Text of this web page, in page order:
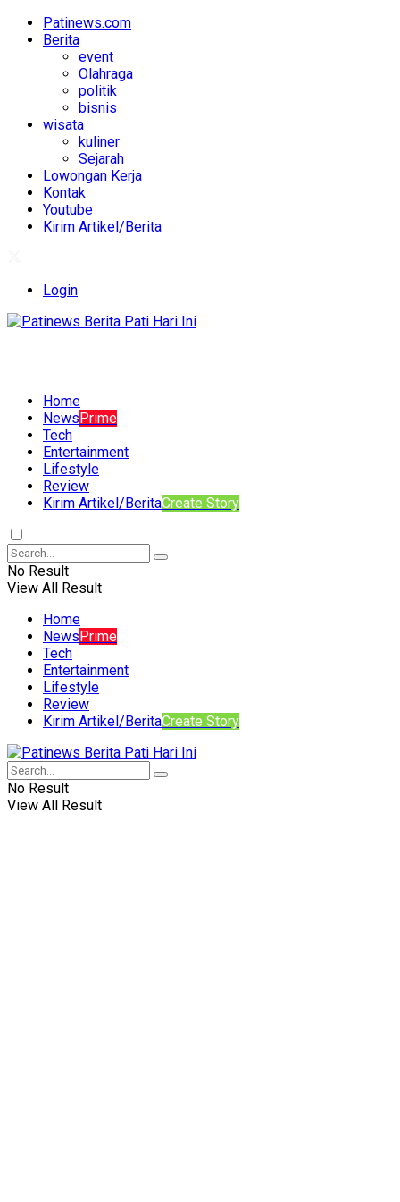
Patinews.com
Berita
event
Olahraga
politik
bisnis
wisata
kuliner
Sejarah
Lowongan Kerja
Kontak
Youtube
Kirim Artikel/Berita
Login
Home
NewsPrime
Tech
Entertainment
Lifestyle
Review
Kirim Artikel/BeritaCreate Story
No Result
View All Result
Home
NewsPrime
Tech
Entertainment
Lifestyle
Review
Kirim Artikel/BeritaCreate Story
No Result
View All Result